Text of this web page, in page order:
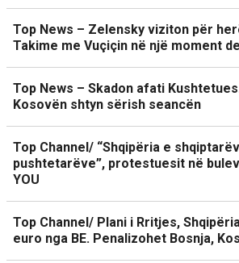
Top News – Zelensky viziton për
Takime me Vuçiçin në një moment
Top News – Skadon afati
Kosovën shtyn sërish seancën
Top Channel/ “Shqipëria e
pushtetarëve”, protestuesit në
YOU
Top Channel/ Plani i Rritjes,
euro nga BE. Penalizohet Bosnja,